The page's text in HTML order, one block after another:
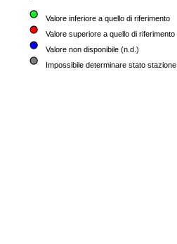
Valore inferiore a quello di riferimento
Valore superiore a quello di riferimento
Valore non disponibile (n.d.)
Impossibile determinare stato stazione